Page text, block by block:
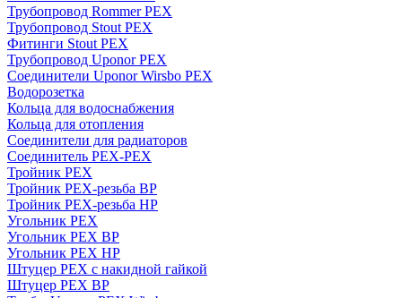
Трубопровод Rommer PEX
Трубопровод Stout PEX
Фитинги Stout PEX
Трубопровод Uponor PEX
Соединители Uponor Wirsbo PEX
Водорозетка
Кольца для водоснабжения
Кольца для отопления
Соединители для радиаторов
Соединитель PEX-PEX
Тройник PEX
Тройник PEX-резьба ВР
Тройник PEX-резьба НР
Угольник PEX
Угольник PEX ВР
Угольник PEX НР
Штуцер PEX c накидной гайкой
Штуцер PEX ВР